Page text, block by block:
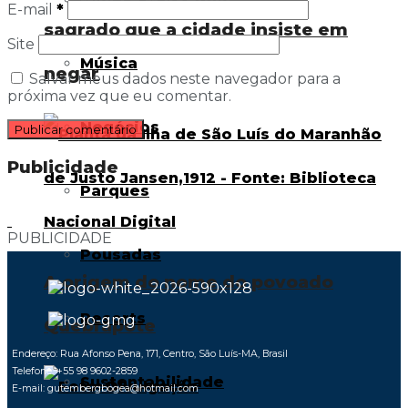
sagrado que a cidade insiste em
negar
A origem do nome do povoado
Quebrapote
Música
Negócios
Parques
Pousadas
Resorts
Sustentabilidade
E-mail *
Site
Salvar meus dados neste navegador para a
próxima vez que eu comentar.
Publicidade
PUBLICIDADE
Endereço: Rua Afonso Pena, 171, Centro, São Luís-MA, Brasil
Telefone: +55 98 9602-2859
E-mail: gutembergbogea@hotmail.com